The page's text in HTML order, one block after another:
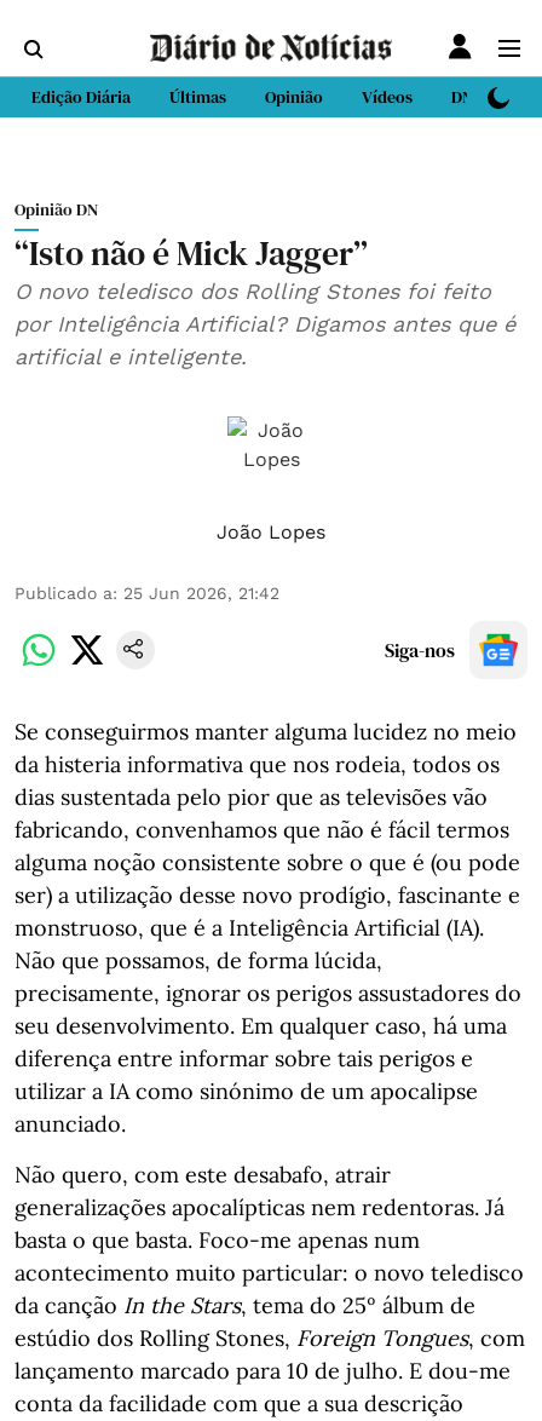
Edição Diária Últimas Opinião Vídeos DN Sport
Opinião DN
“Isto não é Mick Jagger”
O novo teledisco dos Rolling Stones foi feito
por Inteligência Artificial? Digamos antes que é
artificial e inteligente.
João Lopes
Publicado a: 25 Jun 2026, 21:42
Siga-nos
Se conseguirmos manter alguma lucidez no meio
da histeria informativa que nos rodeia, todos os
dias sustentada pelo pior que as televisões vão
fabricando, convenhamos que não é fácil termos
alguma noção consistente sobre o que é (ou pode
ser) a utilização desse novo prodígio, fascinante e
monstruoso, que é a Inteligência Artificial (IA).
Não que possamos, de forma lúcida,
precisamente, ignorar os perigos assustadores do
seu desenvolvimento. Em qualquer caso, há uma
diferença entre informar sobre tais perigos e
utilizar a IA como sinónimo de um apocalipse
anunciado.
Não quero, com este desabafo, atrair
generalizações apocalípticas nem redentoras. Já
basta o que basta. Foco-me apenas num
acontecimento muito particular: o novo teledisco
da canção In the Stars, tema do 25º álbum de
estúdio dos Rolling Stones, Foreign Tongues, com
lançamento marcado para 10 de julho. E dou-me
conta da facilidade com que a sua descrição